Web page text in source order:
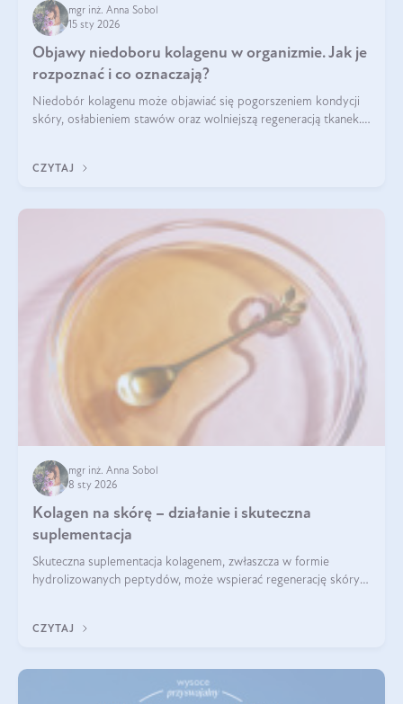
mgr inż. Anna Sobol
15 sty 2026
Objawy niedoboru kolagenu w organizmie. Jak je
rozpoznać i co oznaczają?
Niedobór kolagenu może objawiać się pogorszeniem kondycji
skóry, osłabieniem stawów oraz wolniejszą regeneracją tkanek.
osłabienie włosów.
CZYTAJ
mgr inż. Anna Sobol
8 sty 2026
Kolagen na skórę – działanie i skuteczna
suplementacja
Skuteczna suplementacja kolagenem, zwłaszcza w formie
hydrolizowanych peptydów, może wspierać regenerację skóry i
CZYTAJ